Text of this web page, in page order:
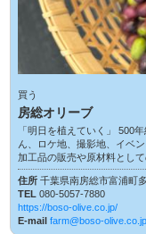
買う
房総オリーブ
「明日を植えていく」 500
ん、ロケ地、撮影地、イベ
加工品の販売や原材料として
住所千葉県南房総市富浦町
TEL080-5057-7880
https://boso-olive.co.jp/
E-mailfarm@boso-olive.co.jp